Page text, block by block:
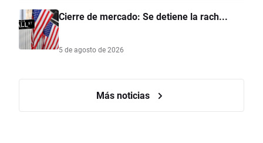
Cierre de mercado: Se detiene la rach...
5 de agosto de 2026
Más noticias